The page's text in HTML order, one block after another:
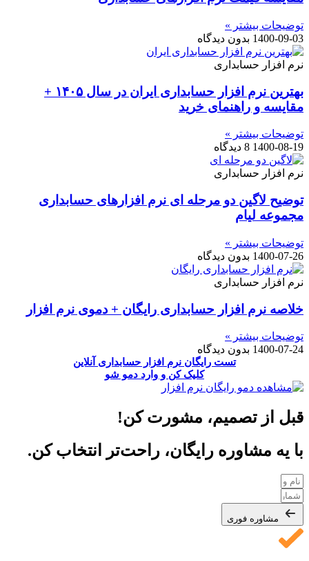
توضیحات بیشتر »
1400-09-03 بدون دیدگاه
نرم افزار حسابداری
بهترین نرم افزار حسابداری ایران در سال ۱۴۰۵ +
مقایسه و راهنمای خرید
توضیحات بیشتر »
1400-08-19 8 دیدگاه
نرم افزار حسابداری
توضیح لاگین دو مرحله ای نرم افزارهای حسابداری
مجموعه لیام
توضیحات بیشتر »
1400-07-26 بدون دیدگاه
نرم افزار حسابداری
خلاصه نرم افزار حسابداری رایگان + دموی نرم افزار
توضیحات بیشتر »
1400-07-24 بدون دیدگاه
تست رایگان نرم افزار حسابداری آنلاین
کلیک کن و وارد دمو شو
قبل از تصمیم، مشورت کن!
با یه مشاوره رایگان، راحت‌تر انتخاب کن.
مشاوره فوری